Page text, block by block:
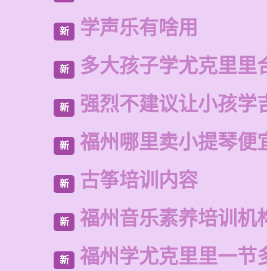
新 学声乐有啥用
新 多大孩子学尤克里里
新 强烈不建议让小孩学
新 福州哪里卖小提琴便
新 古筝培训内容
新 福州音乐素养培训机
新 福州学尤克里里一节